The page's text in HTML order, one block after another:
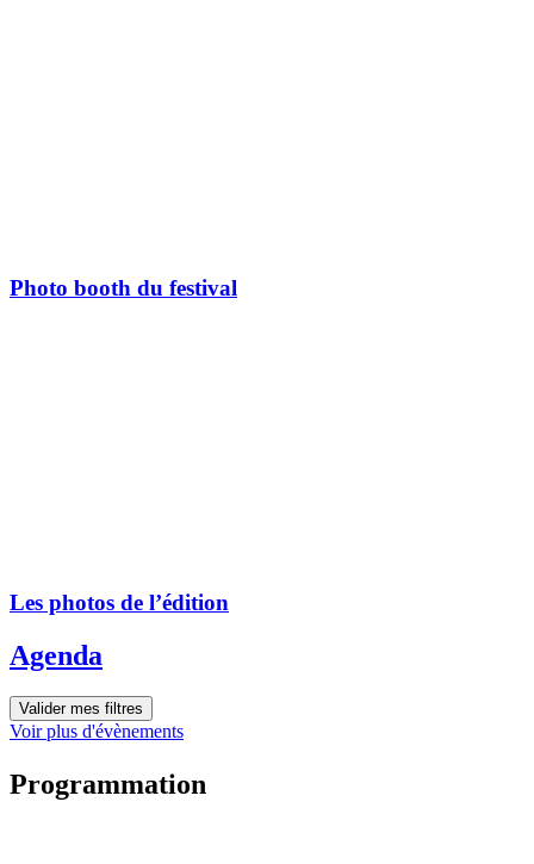
Photo booth du festival
Les photos de l’édition
Agenda
Valider mes filtres
Voir plus d'évènements
Programmation